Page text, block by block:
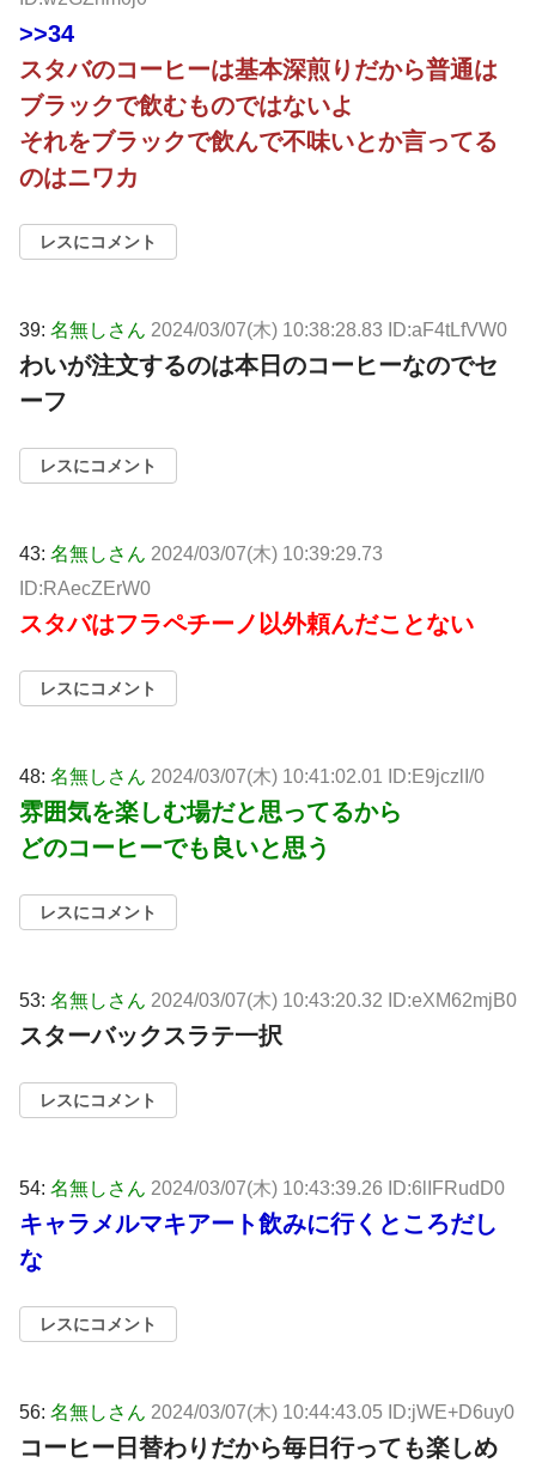
>>34
スタバのコーヒーは基本深煎りだから普通は
ブラックで飲むものではないよ
それをブラックで飲んで不味いとか言ってる
のはニワカ
レスにコメント
39: 名無しさん 2024/03/07(木) 10:38:28.83 ID:aF4tLfVW0
わいが注文するのは本日のコーヒーなのでセ
ーフ
レスにコメント
43: 名無しさん 2024/03/07(木) 10:39:29.73
ID:RAecZErW0
スタバはフラペチーノ以外頼んだことない
レスにコメント
48: 名無しさん 2024/03/07(木) 10:41:02.01 ID:E9jczlI/0
雰囲気を楽しむ場だと思ってるから
どのコーヒーでも良いと思う
レスにコメント
53: 名無しさん 2024/03/07(木) 10:43:20.32 ID:eXM62mjB0
スターバックスラテ一択
レスにコメント
54: 名無しさん 2024/03/07(木) 10:43:39.26 ID:6lIFRudD0
キャラメルマキアート飲みに行くところだし
な
レスにコメント
56: 名無しさん 2024/03/07(木) 10:44:43.05 ID:jWE+D6uy0
コーヒー日替わりだから毎日行っても楽しめ